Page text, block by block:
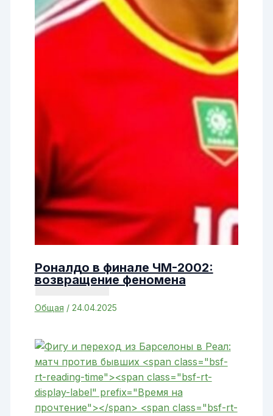
Роналдо в финале ЧМ-2002:
возвращение феномена
Общая / 24.04.2025